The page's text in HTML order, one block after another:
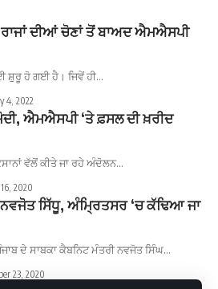
ਰਾਜਾਂ ਦੀਆਂ ਚੋਣਾਂ ਤੋਂ ਬਾਅਦ ਐਮਐਸਪੀ
ਸ਼ੁਰੂ ਹੋ ਗਈ ਹੈ। ਜਿਵੇਂ ਹੀ…
4, 2022
ਐਮਐਸਪੀ ‘ਤੇ ਫ਼ਸਲ ਦੀ ਖ਼ਰੀਦ
ਵੱਲੋਂ ਕੀਤੇ ਜਾ ਰਹੇ ਅੰਦੋਲਨ…
2020
ਨਵਜੋਤ ਸਿੱਧੂ, ਅੰਮ੍ਰਿਤਸਰ ‘ਚ ਕੱਢਿਆ ਜਾ
ਦੇ ਸਾਬਕਾ ਕੈਬਨਿਟ ਮੰਤਰੀ ਨਵਜੋਤ ਸਿੰਘ…
23, 2020